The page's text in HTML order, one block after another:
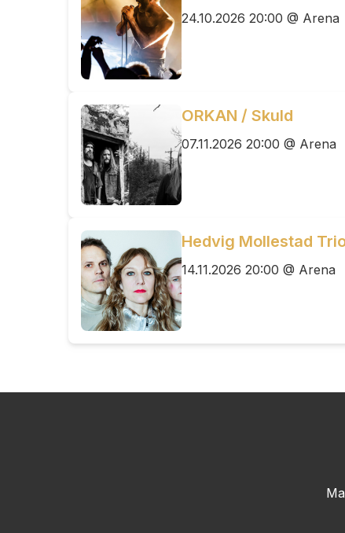
24.10.2026 20:00 @ Arena
ORKAN / Skuld
07.11.2026 20:00 @ Arena
Hedvig Mollestad
14.11.2026 20:00 @ Arena